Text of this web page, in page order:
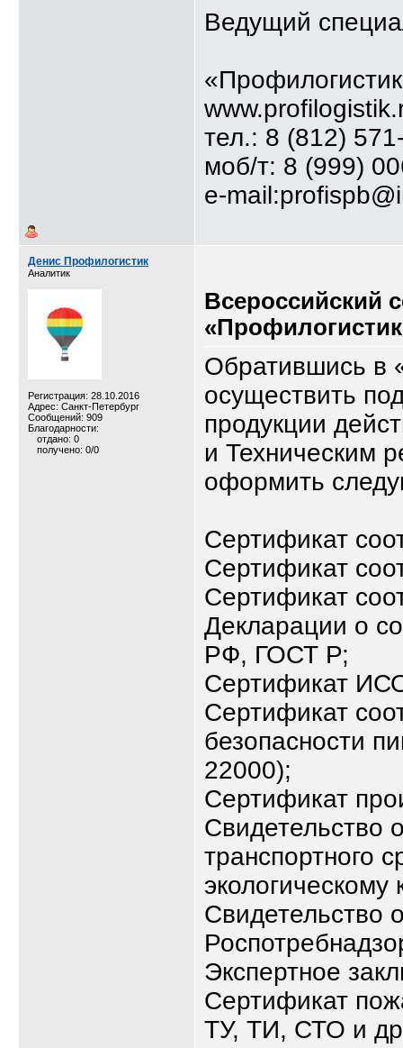
Ведущий
тел.: 8 (812)
моб/т: 8 (999)
e-
Денис Профилогистик
Аналитик
Регистрация: 28.10.2016
Адрес: Санкт-Петербург
Сообщений: 909
Благодарности:
отдано: 0
получено: 0/0
Всероссийский
Обратившись в
осуществить
продукции
и Техническим
оформить
Сертификат
Сертификат
Сертификат
Декларации о
РФ, ГОСТ Р;
Сертификат
Сертификат
безопасности
22000);
Сертификат
Свидетельство
транспортного
экологическому
Свидетельство
Экспертное
Сертификат
ТУ, ТИ, СТО и